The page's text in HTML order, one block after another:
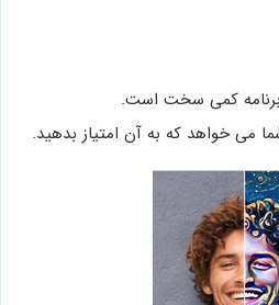
برنامه کمی سخت است.
می خواهد که به آن امتیاز بدهید.